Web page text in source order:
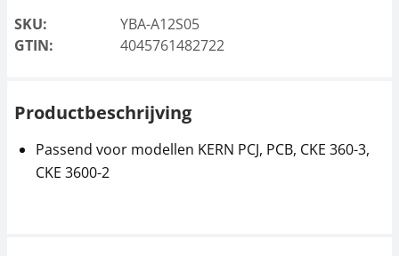
SKU:
YBA-A12S05
GTIN:
4045761482722
Productbeschrijving
Passend voor modellen KERN PCJ, PCB, CKE 360-3,
CKE 3600-2